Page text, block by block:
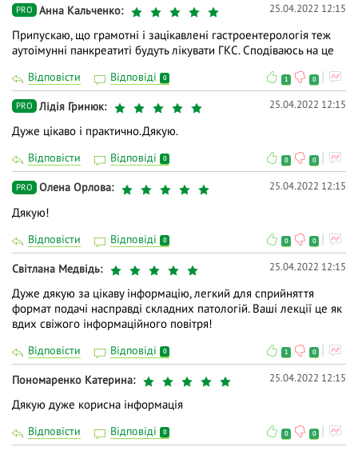
PRO Анна Кальченко 25.04.2022 12:15
Припускаю, що грамотні і зацікавлені гастроентерологія теж
аутоімунні панкреатиті будуть лікувати ГКС. Сподіваюсь на це
Відповісти Відповіді 0 1 0
PRO Лідія Гринюк 25.04.2022 12:15
Дуже цікаво і практично.Дякую.
Відповісти Відповіді 0 0 0
PRO Олена Орлова 25.04.2022 12:15
Дякую!
Відповісти Відповіді 0 0 0
Світлана Медвідь 25.04.2022 12:15
Дуже дякую за цікаву інформацію, легкий для сприйняття
формат подачі насправді складних патологій. Ваші лекції це як
вдих свіжого інформаційного повітря!
Відповісти Відповіді 0 1 0
Пономаренко Катерина 25.04.2022 12:15
Дякую дуже корисна інформація
Відповісти Відповіді 0 0 0